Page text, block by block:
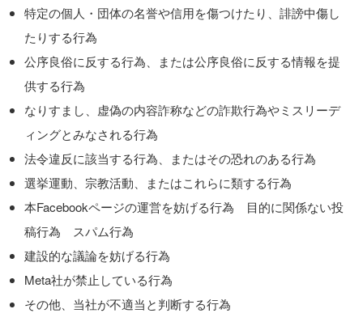
特定の個人・団体の名誉や信用を傷つけたり、誹謗中傷し
たりする行為
公序良俗に反する行為、または公序良俗に反する情報を提
供する行為
なりすまし、虚偽の内容詐称などの詐欺行為やミスリーデ
ィングとみなされる行為
法令違反に該当する行為、またはその恐れのある行為
選挙運動、宗教活動、またはこれらに類する行為
本Facebookページの運営を妨げる行為 目的に関係ない投
稿行為 スパム行為
建設的な議論を妨げる行為
Meta社が禁止している行為
その他、当社が不適当と判断する行為